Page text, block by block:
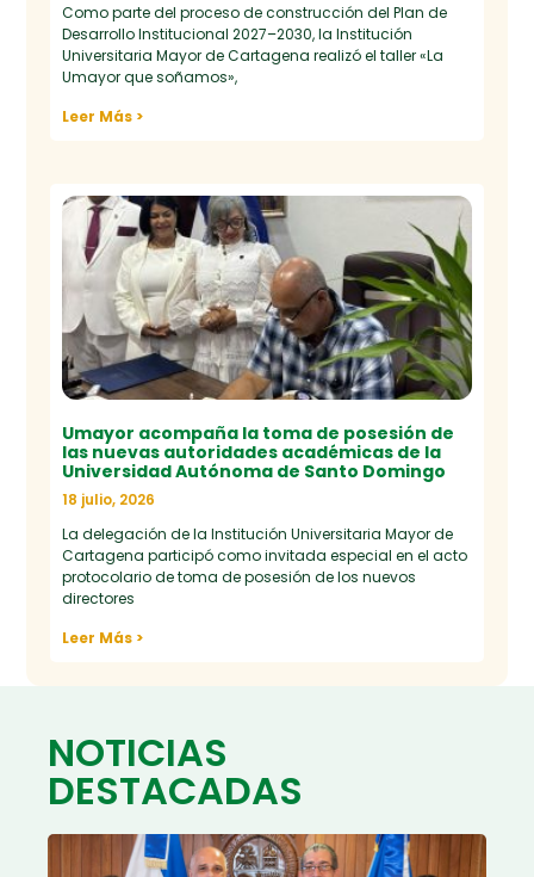
Como parte del proceso de construcción del Plan de
Desarrollo Institucional 2027–2030, la Institución
Universitaria Mayor de Cartagena realizó el taller «La
Umayor que soñamos»,
Leer Más >
Umayor acompaña la toma de posesión de
las nuevas autoridades académicas de la
Universidad Autónoma de Santo Domingo
18 julio, 2026
La delegación de la Institución Universitaria Mayor de
Cartagena participó como invitada especial en el acto
protocolario de toma de posesión de los nuevos
directores
Leer Más >
NOTICIAS
DESTACADAS